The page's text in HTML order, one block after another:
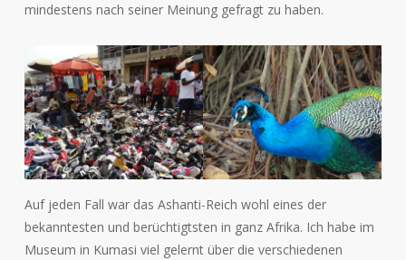
mindestens nach seiner Meinung gefragt zu haben.
Auf jeden Fall war das Ashanti-Reich wohl eines der
bekanntesten und berüchtigtsten in ganz Afrika. Ich habe im
Museum in Kumasi viel gelernt über die verschiedenen